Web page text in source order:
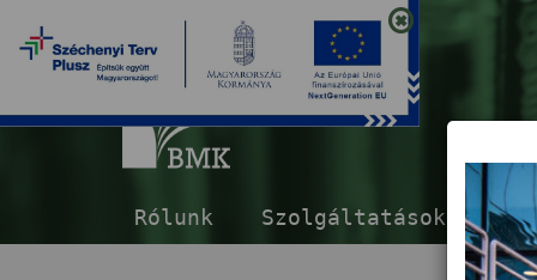
Rólunk Szolgáltatások E-